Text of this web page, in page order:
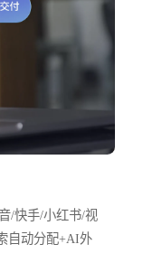
/快手/小红书/视
自动分配+AI外